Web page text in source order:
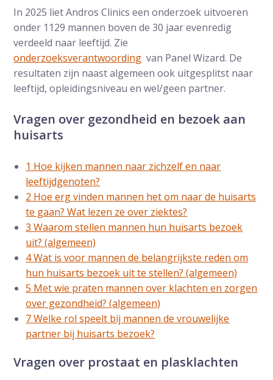
In 2025 liet Andros Clinics een onderzoek uitvoeren
onder 1129 mannen boven de 30 jaar evenredig
verdeeld naar leeftijd. Zie
onderzoeksverantwoording van Panel Wizard. De
resultaten zijn naast algemeen ook uitgesplitst naar
leeftijd, opleidingsniveau en wel/geen partner.
Vragen over gezondheid en bezoek aan
huisarts
1 Hoe kijken mannen naar zichzelf en naar
leeftijdgenoten?
2 Hoe erg vinden mannen het om naar de huisarts
te gaan? Wat lezen ze over ziektes?
3 Waarom stellen mannen hun huisarts bezoek
uit? (algemeen)
4 Wat is voor mannen de belangrijkste reden om
hun huisarts bezoek uit te stellen? (algemeen)
5 Met wie praten mannen over klachten en zorgen
over gezondheid? (algemeen)
7 Welke rol speelt bij mannen de vrouwelijke
partner bij huisarts bezoek?
Vragen over prostaat en plasklachten